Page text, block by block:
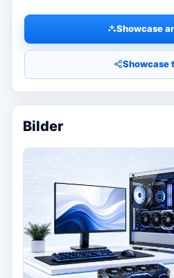
Showcase
Showcase
Bilder